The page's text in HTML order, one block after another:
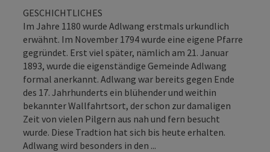
GESCHICHTLICHES
Im Jahre 1180 wurde Adlwang erstmals urkundlich
erwähnt. Im November 1794 wurde eine eigene Pfarre
gegründet. Erst viel später, nämlich am 21. Januar
1893, wurde die eigenständige Gemeinde Adlwang
formal anerkannt. Adlwang war bereits gegen Ende
des 17. Jahrhunderts ein blühender und weithin
bekannter Wallfahrtsort, der schon zur damaligen
Zeit von vielen Pilgern aus nah und fern besucht
wurde. Diese Tradtion hat sich bis heute erhalten.
Adlwang wird besonders in den ...